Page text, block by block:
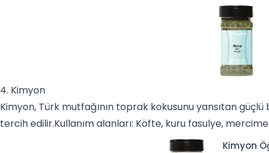
4. Kimyon
Kimyon, Türk mutfağının toprak kokusunu yansıtan
tercih edilir.Kullanım alanları: Köfte, kuru fasulye,
Kimyon